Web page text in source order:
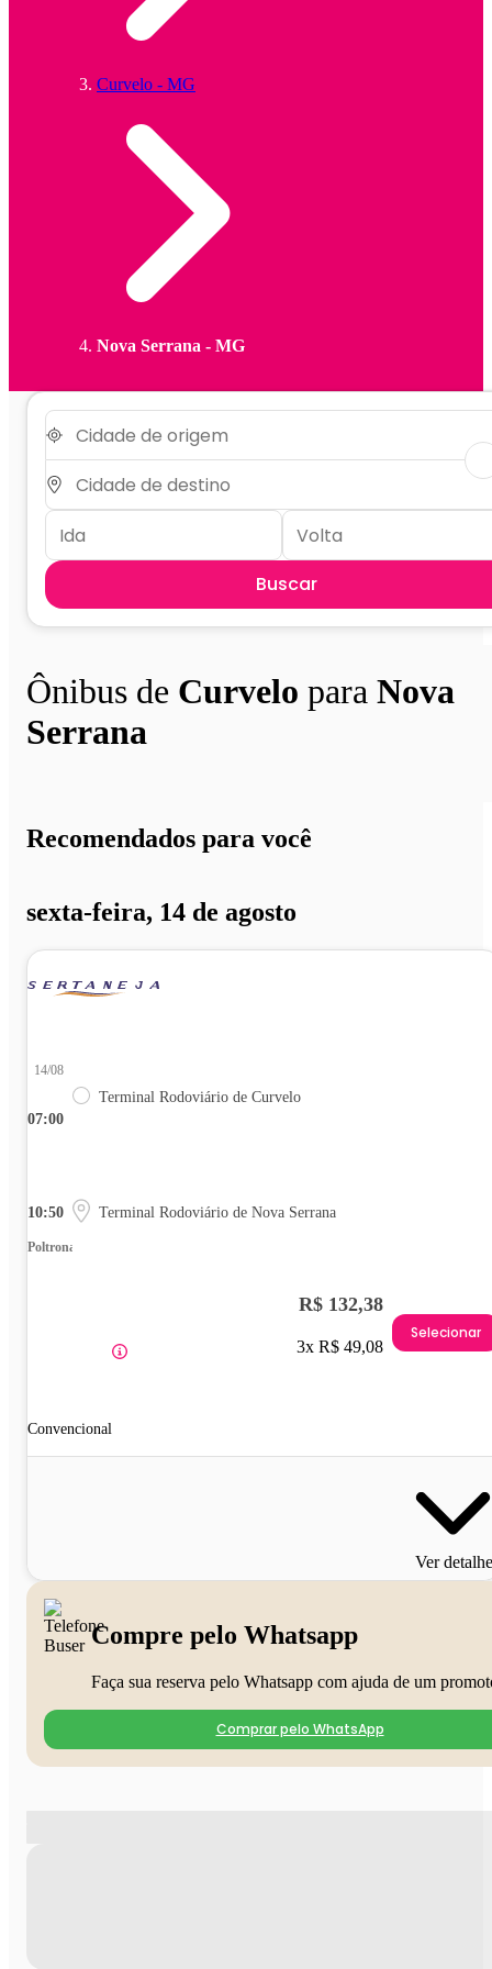
Curvelo - MG
Nova Serrana - MG
Buscar
Ônibus de Curvelo para Nova
Serrana
Recomendados para você
sexta-feira, 14 de agosto
07:00
14/08
Terminal Rodoviário de Curvelo
10:50 Terminal Rodoviário de Nova Serrana
Poltrona
Convencional
R$ 132,38
3x R$ 49,08
Selecionar
Ver
Compre pelo Whatsapp
Faça sua reserva pelo Whatsapp com ajuda de um
Comprar pelo WhatsApp